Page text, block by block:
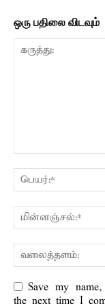
ஒரு பதிலை விடவும்
Save my
the next time I